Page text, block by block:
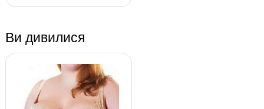
Ви дивилися